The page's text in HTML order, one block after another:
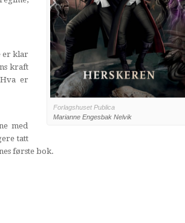
Forlagshuset Publica
Marianne Engesbak Nelvik
er klar
kraft
er
med
tatt
første bok.